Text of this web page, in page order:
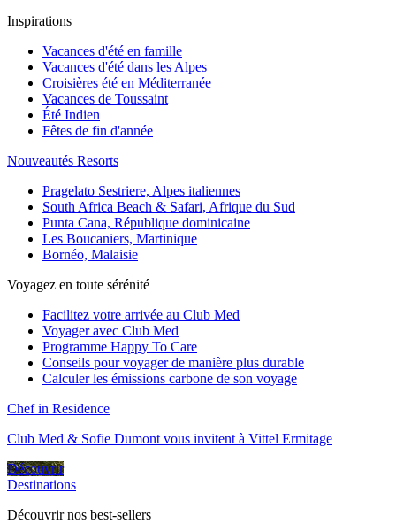
Inspirations
Vacances d'été en famille
Vacances d'été dans les Alpes
Croisières été en Méditerranée
Vacances de Toussaint
Été Indien
Fêtes de fin d'année
Nouveautés Resorts
Pragelato Sestriere, Alpes italiennes
South Africa Beach & Safari, Afrique du Sud
Punta Cana, République dominicaine
Les Boucaniers, Martinique
Bornéo, Malaisie
Voyagez en toute sérénité
Facilitez votre arrivée au Club Med
Voyager avec Club Med
Programme Happy To Care
Conseils pour voyager de manière plus durable
Calculer les émissions carbone de son voyage
Chef in Residence
Club Med & Sofie Dumont vous invitent à Vittel Ermitage
Découvrir
Destinations
Découvrir nos best-sellers